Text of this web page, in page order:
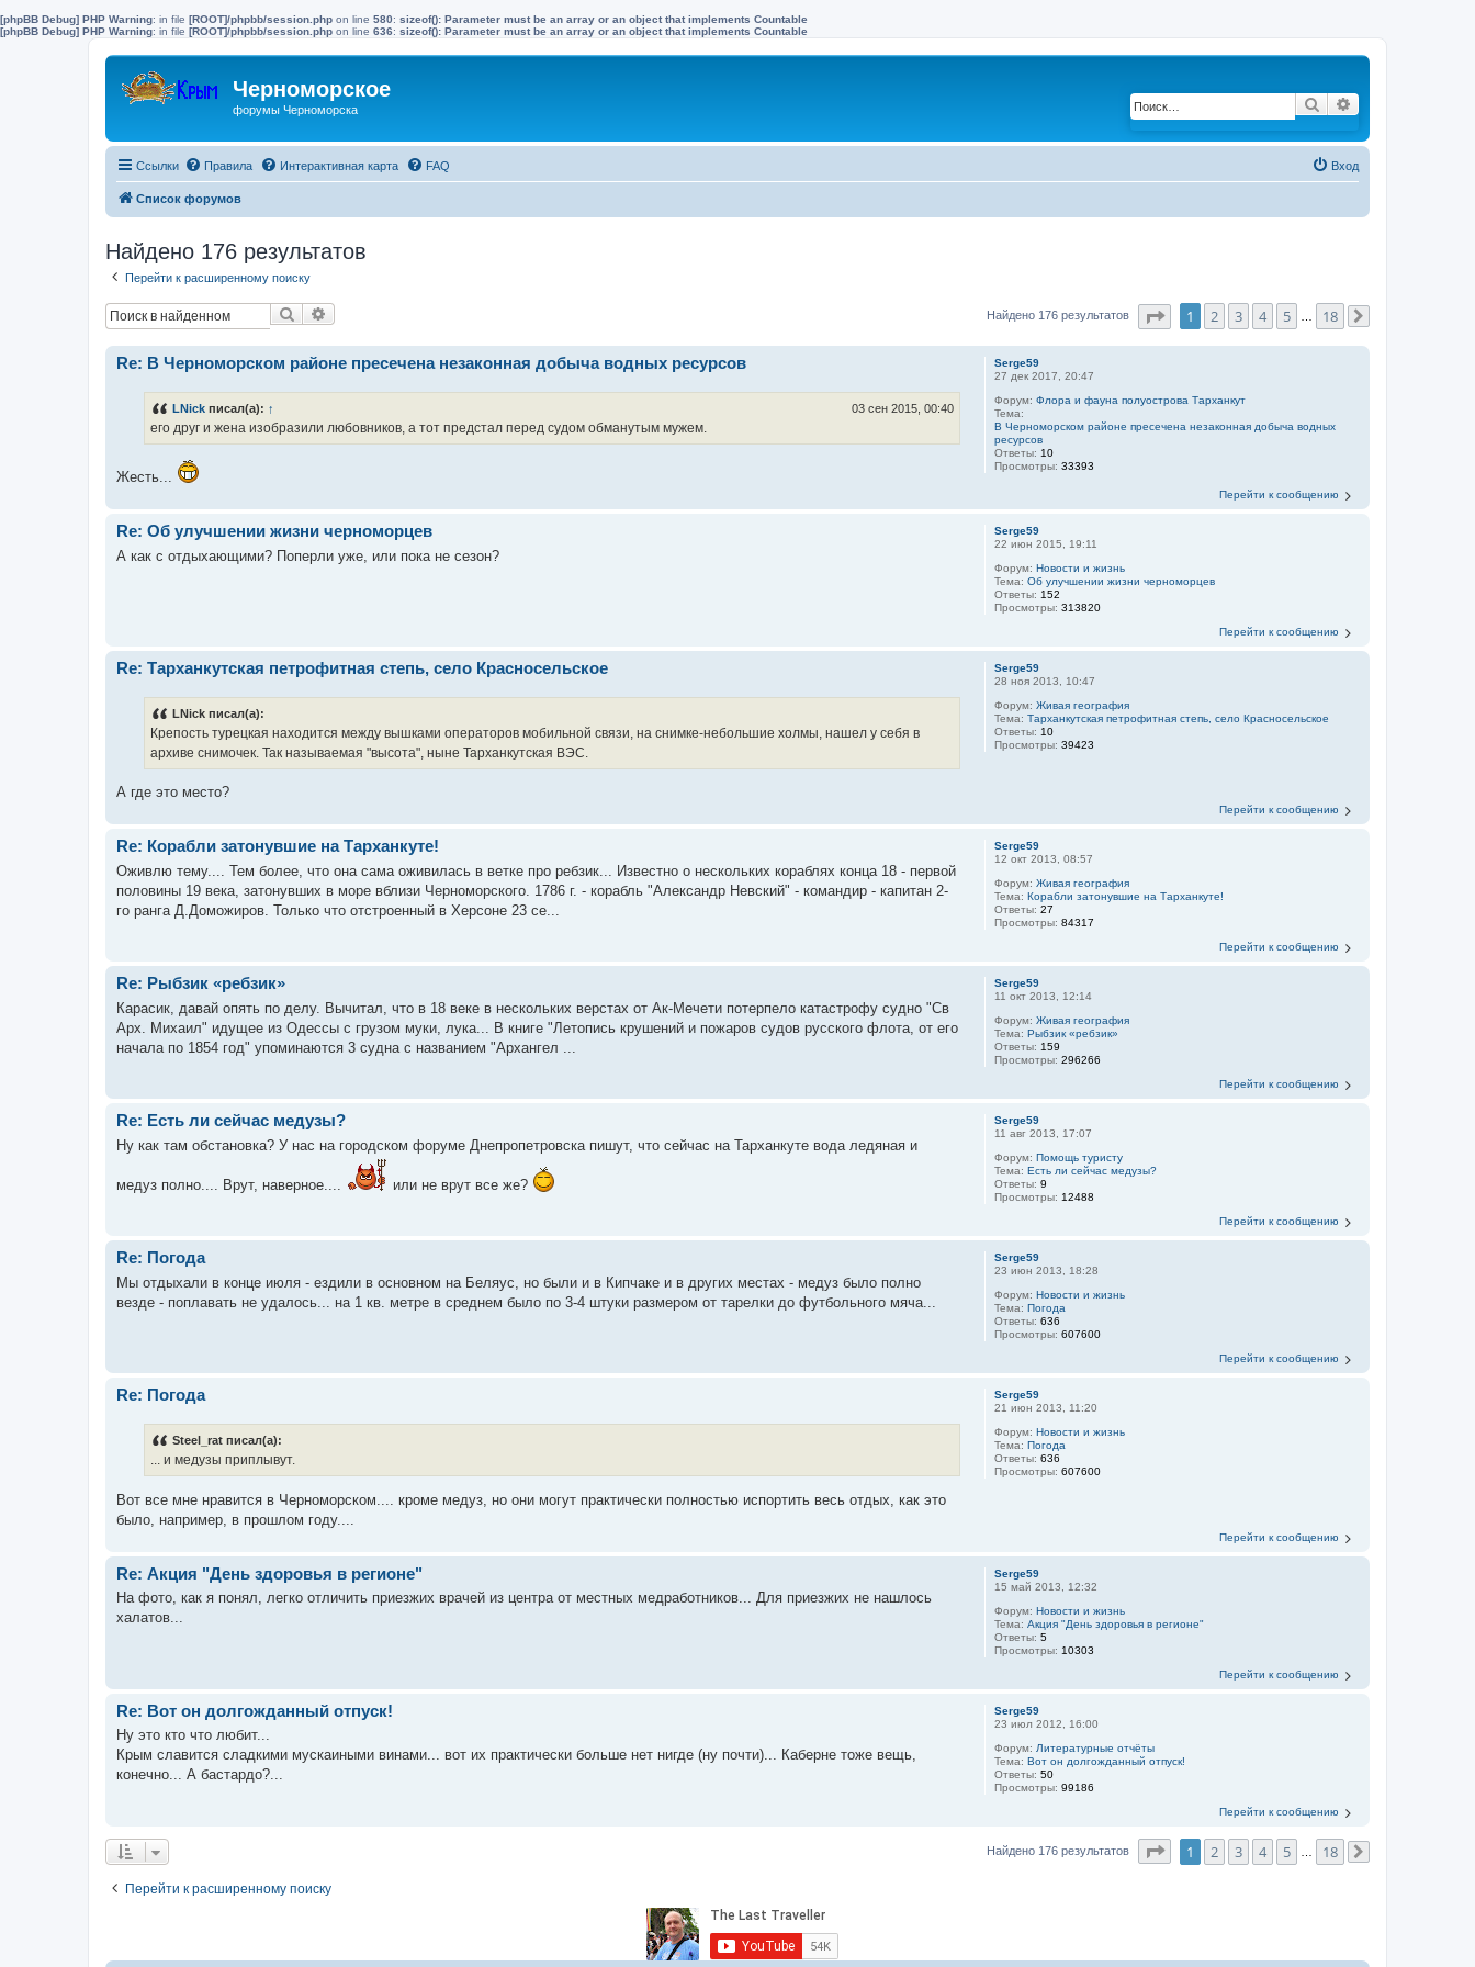
[phpBB Debug] PHP Warning: in file [ROOT]/phpbb/session.php on line 580: sizeof(): Parameter must be an array or an object that implements Countable
[phpBB Debug] PHP Warning: in file [ROOT]/phpbb/session.php on line 636: sizeof(): Parameter must be an array or an object that implements Countable
Черноморское
форумы Черноморска Поиск
Ссылки Правила Интерактивная карта FAQ Вход
Список форумов
Найдено 176 результатов
Перейти к расширенному поиску
Поиск Найдено 176 результатов Страница 1 из18
1 2 3 4 5 18
Serge59
27 дек 2017, 20:47
Форум:Флора и фауна полуострова Тарханкут
Тема:
В Черноморском районе пресечена незаконная добыча водных
ресурсов
Ответы: 10
Просмотры:33393
Re: В Черноморском районе пресечена незаконная добыча водных ресурсов
LNick писал(а): ↑ 03 сен 2015, 00:40
его друг и жена изобразили любовников, а тот предстал перед судом обманутым мужем.
Жесть...
Перейти к сообщению
Serge59
22 июн 2015, 19:11
Форум:Новости и жизнь
Тема:Об улучшении жизни черноморцев
Ответы: 152
Просмотры:313820
Re: Об улучшении жизни черноморцев
А как с отдыхающими? Поперли уже, или пока не сезон?
Перейти к сообщению
Serge59
28 ноя 2013, 10:47
Форум:Живая география
Тема:Тарханкутская петрофитная степь, село Красносельское
Ответы: 10
Просмотры:39423
Re: Тарханкутская петрофитная степь, село Красносельское
LNick писал(а):
Крепость турецкая находится между вышками операторов мобильной связи, на снимке-небольшие холмы, нашел у себя в
архиве снимочек. Так называемая "высота", ныне Тарханкутская ВЭС.
А где это место?
Перейти к сообщению
Serge59
12 окт 2013, 08:57
Форум:Живая география
Тема: Корабли затонувшие на Тарханкуте!
Ответы:27
Просмотры:84317
Re: Корабли затонувшие на Тарханкуте!
Оживлю тему.... Тем более, что она сама оживилась в ветке про ребзик... Известно о нескольких кораблях конца 18 - первой
половины 19 века, затонувших в море вблизи Черноморского. 1786 г. - корабль "Александр Невский" - командир - капитан 2-
го ранга Д.Доможиров. Только что отстроенный в Херсоне 23 се...
Перейти к сообщению
Serge59
11 окт 2013, 12:14
Форум:Живая география
Тема: Рыбзик «ребзик»
Ответы:159
Просмотры:296266
Re: Рыбзик «ребзик»
Карасик, давай опять по делу. Вычитал, что в 18 веке в нескольких верстах от Ак-Мечети потерпело катастрофу судно "Св
Арх. Михаил" идущее из Одессы с грузом муки, лука... В книге "Летопись крушений и пожаров судов русского флота, от его
начала по 1854 год" упоминаются 3 судна с названием "Архангел ...
Перейти к сообщению
Serge59
11 авг 2013, 17:07
Форум: Помощь туристу
Тема: Есть ли сейчас медузы?
Ответы:9
Просмотры:12488
Re: Есть ли сейчас медузы?
Ну как там обстановка? У нас на городском форуме Днепропетровска пишут, что сейчас на Тарханкуте вода ледяная и
медуз полно.... Врут, наверное.... или не врут все же?
Перейти к сообщению
Serge59
23 июн 2013, 18:28
Форум: Новости и жизнь
Тема: Погода
Ответы:636
Просмотры:607600
Re: Погода
Мы отдыхали в конце июля - ездили в основном на Беляус, но были и в Кипчаке и в других местах - медуз было полно
везде - поплавать не удалось... на 1 кв. метре в среднем было по 3-4 штуки размером от тарелки до футбольного мяча...
Перейти к сообщению
Serge59
21 июн 2013, 11:20
Форум: Новости и жизнь
Тема: Погода
Ответы:636
Просмотры:607600
Re: Погода
Steel_rat писал(а):
... и медузы приплывут.
Вот все мне нравится в Черноморском.... кроме медуз, но они могут практически полностью испортить весь отдых, как это
было, например, в прошлом году....
Перейти к сообщению
Serge59
15 май 2013, 12:32
Форум:Новости и жизнь
Тема:Акция "День здоровья в регионе"
Ответы:5
Просмотры: 10303
Re: Акция "День здоровья в регионе"
На фото, как я понял, легко отличить приезжих врачей из центра от местных медработников... Для приезжих не нашлось
халатов...
Перейти к сообщению
Serge59
23 июл 2012, 16:00
Форум: Литературные отчёты
Тема:Вот он долгожданный отпуск!
Ответы:50
Просмотры:99186
Re: Вот он долгожданный отпуск!
Ну это кто что любит...
Крым славится сладкими мускаиными винами... вот их практически больше нет нигде (ну почти)... Каберне тоже вещь,
конечно... А бастардо?...
Перейти к сообщению
Найдено 176 результатов Страница 1 из18
1 2 3 4 5 18
Перейти к расширенному поиску